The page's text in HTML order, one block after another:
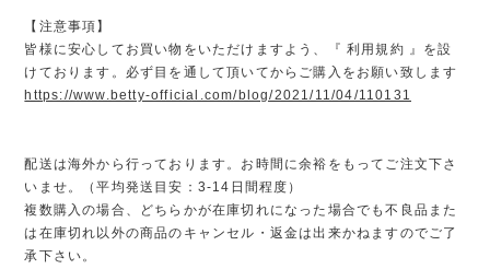
【注意事項】
皆様に安心してお買い物をいただけますよう、『 利用規約 』を設
けております。必ず目を通して頂いてからご購入をお願い致します
https://www.betty-official.com/blog/2021/11/04/110131
配送は海外から行っております。お時間に余裕をもってご注文下さ
いませ。（平均発送目安：3-14日間程度）
複数購入の場合、どちらかが在庫切れになった場合でも不良品また
は在庫切れ以外の商品のキャンセル・返金は出来かねますのでご了
承下さい。